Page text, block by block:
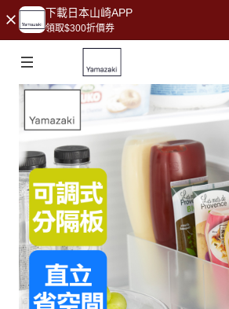
下載日本山崎APP
領取$300折價券